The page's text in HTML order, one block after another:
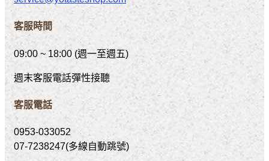
客服時間
09:00 ~ 18:00 (週一至週五)
週末客服電話彈性接聽
客服電話
0953-033052
07-7238247(多線自動跳號)